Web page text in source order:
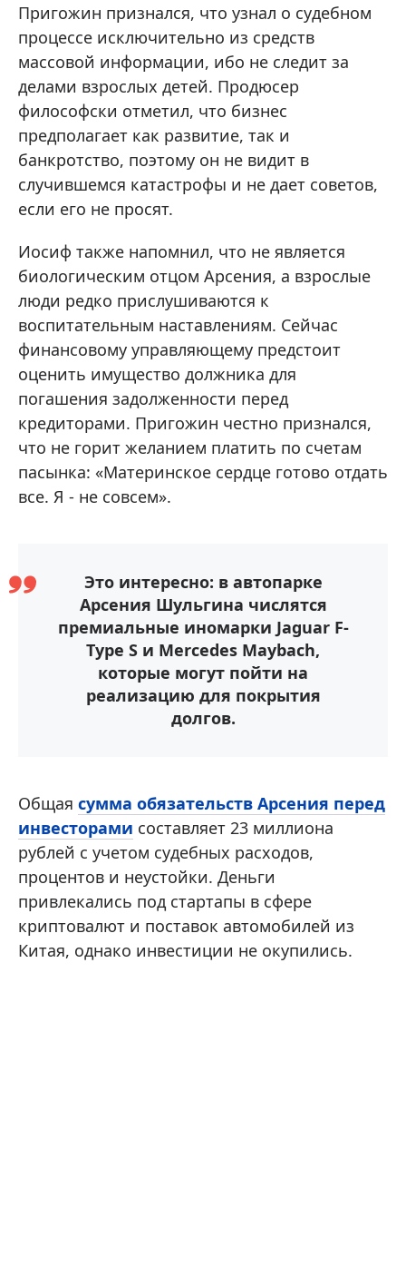
Пригожин признался, что узнал о судебном
процессе исключительно из средств
массовой информации, ибо не следит за
делами взрослых детей. Продюсер
философски отметил, что бизнес
предполагает как развитие, так и
банкротство, поэтому он не видит в
случившемся катастрофы и не дает советов,
если его не просят.
Иосиф также напомнил, что не является
биологическим отцом Арсения, а взрослые
люди редко прислушиваются к
воспитательным наставлениям. Сейчас
финансовому управляющему предстоит
оценить имущество должника для
погашения задолженности перед
кредиторами. Пригожин честно признался,
что не горит желанием платить по счетам
пасынка: «Материнское сердце готово отдать
все. Я - не совсем».
Это интересно: в автопарке
Арсения Шульгина числятся
премиальные иномарки Jaguar F-
Type S и Mercedes Maybach,
которые могут пойти на
реализацию для покрытия
долгов.
Общая сумма обязательств Арсения перед
инвесторами составляет 23 миллиона
рублей с учетом судебных расходов,
процентов и неустойки. Деньги
привлекались под стартапы в сфере
криптовалют и поставок автомобилей из
Китая, однако инвестиции не окупились.